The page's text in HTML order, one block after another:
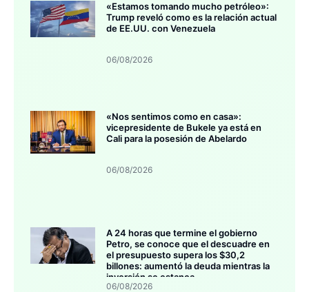
«Estamos tomando mucho petróleo»:
Trump reveló como es la relación actual
de EE.UU. con Venezuela
06/08/2026
«Nos sentimos como en casa»:
vicepresidente de Bukele ya está en
Cali para la posesión de Abelardo
06/08/2026
A 24 horas que termine el gobierno
Petro, se conoce que el descuadre en
el presupuesto supera los $30,2
billones: aumentó la deuda mientras la
inversión se estanca
06/08/2026